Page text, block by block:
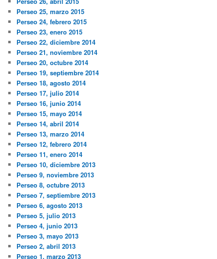
Perseo 25, marzo 2015
Perseo 24, febrero 2015
Perseo 23, enero 2015
Perseo 22, diciembre 2014
Perseo 21, noviembre 2014
Perseo 20, octubre 2014
Perseo 19, septiembre 2014
Perseo 18, agosto 2014
Perseo 17, julio 2014
Perseo 16, junio 2014
Perseo 15, mayo 2014
Perseo 14, abril 2014
Perseo 13, marzo 2014
Perseo 12, febrero 2014
Perseo 11, enero 2014
Perseo 10, diciembre 2013
Perseo 9, noviembre 2013
Perseo 8, octubre 2013
Perseo 7, septiembre 2013
Perseo 6, agosto 2013
Perseo 5, julio 2013
Perseo 4, junio 2013
Perseo 3, mayo 2013
Perseo 2, abril 2013
Perseo 1, marzo 2013